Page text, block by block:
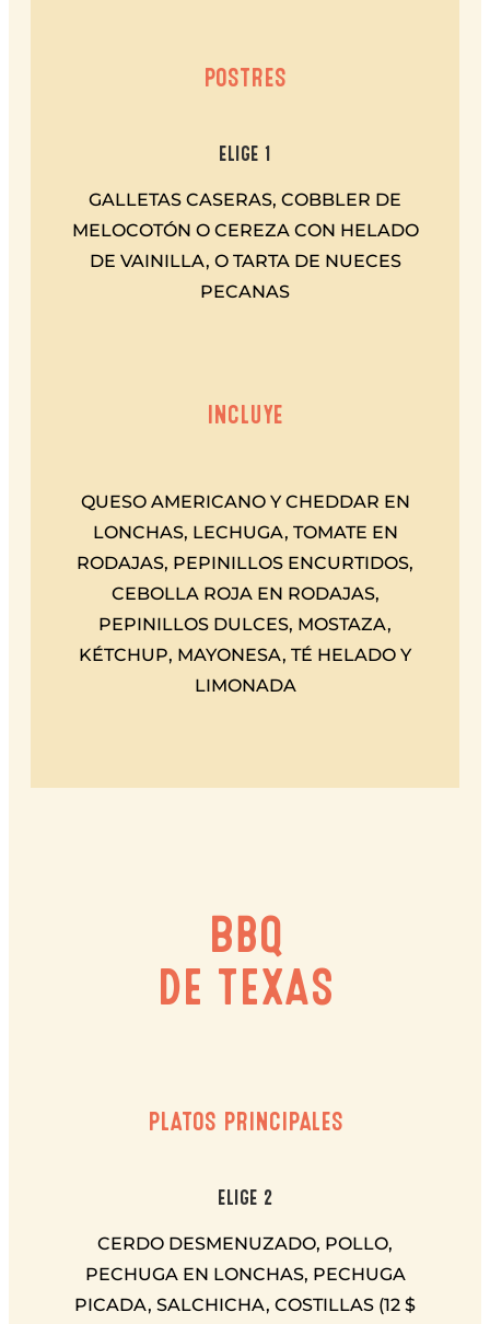
POSTRES
ELIGE 1
GALLETAS CASERAS, COBBLER DE
MELOCOTÓN O CEREZA CON HELADO
DE VAINILLA, O TARTA DE NUECES
PECANAS
INCLUYE
QUESO AMERICANO Y CHEDDAR EN
LONCHAS, LECHUGA, TOMATE EN
RODAJAS, PEPINILLOS ENCURTIDOS,
CEBOLLA ROJA EN RODAJAS,
PEPINILLOS DULCES, MOSTAZA,
KÉTCHUP, MAYONESA, TÉ HELADO Y
LIMONADA
BBQ
DE TEXAS
PLATOS PRINCIPALES
ELIGE 2
CERDO DESMENUZADO, POLLO,
PECHUGA EN LONCHAS, PECHUGA
PICADA, SALCHICHA, COSTILLAS (12 $